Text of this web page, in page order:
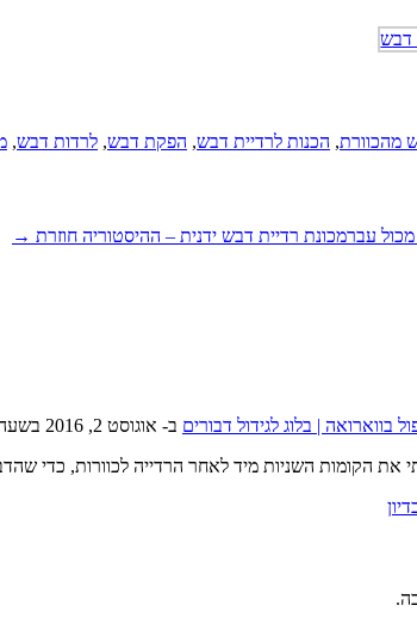
מהכוורת, הכנות לרדיית דבש, הפקת דבש, לרדות דבש,
עברמכונת רדיית דבש ידנית – ההיסטוריה חוזרת →
| בלוג לגידול דבורים ב- אוגוסט 2, 2016 בשעה 3:48 pm
את הקומות השניות מיד לאחר הרדייה לכוורות, כדי